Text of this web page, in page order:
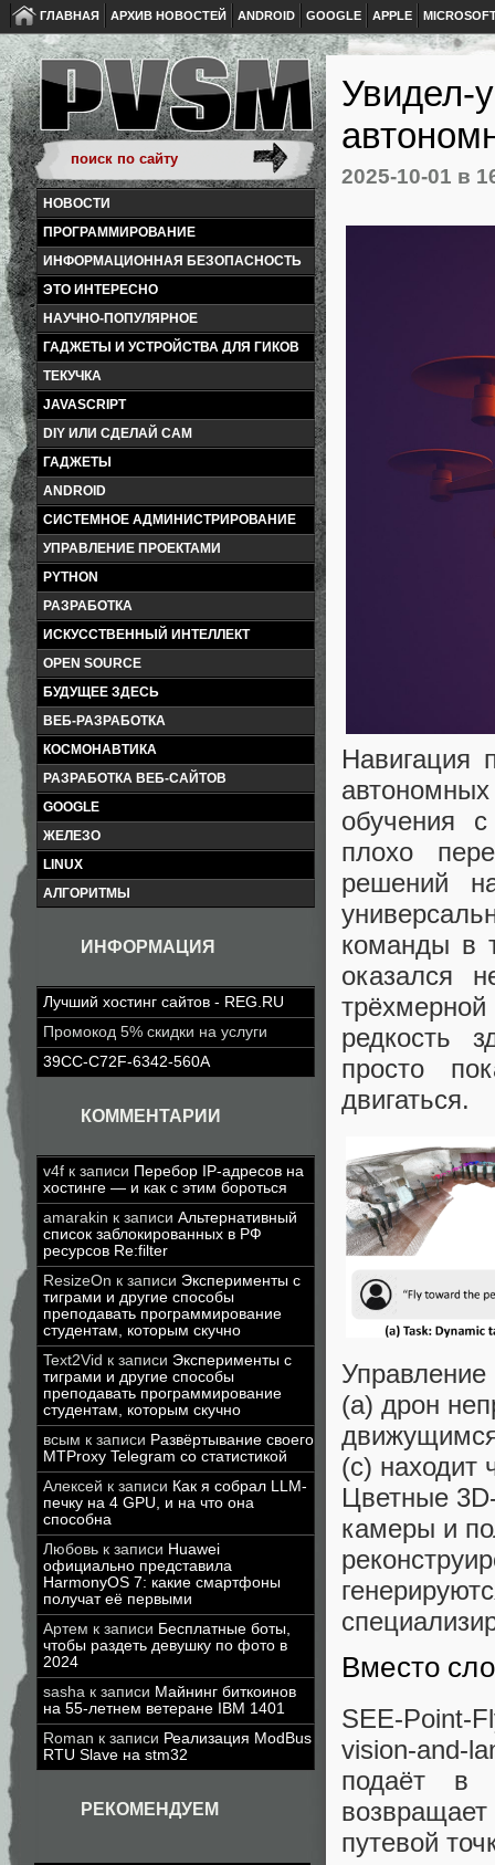
ГЛАВНАЯ АРХИВ НОВОСТЕЙ ANDROID GOOGLE APPLE
НОВОСТИ
ПРОГРАММИРОВАНИЕ
ИНФОРМАЦИОННАЯ БЕЗОПАСНОСТЬ
ЭТО ИНТЕРЕСНО
НАУЧНО-ПОПУЛЯРНОЕ
ГАДЖЕТЫ И УСТРОЙСТВА ДЛЯ ГИКОВ
ТЕКУЧКА
JAVASCRIPT
DIY ИЛИ СДЕЛАЙ САМ
ГАДЖЕТЫ
ANDROID
СИСТЕМНОЕ АДМИНИСТРИРОВАНИЕ
УПРАВЛЕНИЕ ПРОЕКТАМИ
PYTHON
РАЗРАБОТКА
ИСКУССТВЕННЫЙ ИНТЕЛЛЕКТ
OPEN SOURCE
БУДУЩЕЕ ЗДЕСЬ
ВЕБ-РАЗРАБОТКА
КОСМОНАВТИКА
РАЗРАБОТКА ВЕБ-САЙТОВ
GOOGLE
ЖЕЛЕЗО
LINUX
АЛГОРИТМЫ
ИНФОРМАЦИЯ
Лучший хостинг сайтов - REG.RU
Промокод 5% скидки на услуги
39CC-C72F-6342-560A
КОММЕНТАРИИ
v4f к записи Перебор IP-адресов на
хостинге — и как с этим бороться
amarakin к записи Альтернативный
список заблокированных в РФ
ресурсов Re:filter
ResizeOn к записи Эксперименты с
тиграми и другие способы
преподавать программирование
студентам, которым скучно
Text2Vid к записи Эксперименты с
тиграми и другие способы
преподавать программирование
студентам, которым скучно
всым к записи Развёртывание своего
MTProxy Telegram со статистикой
Алексей к записи Как я собрал LLM-
печку на 4 GPU, и на что она
способна
Любовь к записи Huawei
официально представила
HarmonyOS 7: какие смартфоны
получат её первыми
Артем к записи Бесплатные боты,
чтобы раздеть девушку по фото в
2024
sasha к записи Майнинг биткоинов
на 55-летнем ветеране IBM 1401
Roman к записи Реализация ModBus
RTU Slave на stm32
РЕКОМЕНДУЕМ
Увидел-
2025-10-01 в
Навигация
обучения
плохо
решений
команды в
оказался
редкость
просто
двигаться.
(a) дрон
(c) находит
Цветные
камеры и
Вместо
SEE-Point-
vision-and-
подаёт в
путевой